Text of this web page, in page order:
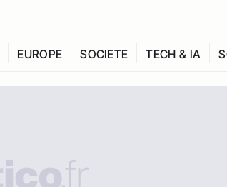
EUROPE SOCIETE TECH & IA